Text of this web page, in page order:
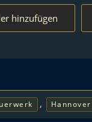
hinzufügen
, Hannover